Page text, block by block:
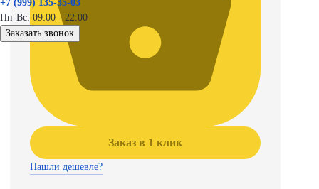
+7 (999) 135-35-03
Пн-Вс: 09:00 - 22:00
Заказать звонок
Заказ в 1 клик
Нашли дешевле?